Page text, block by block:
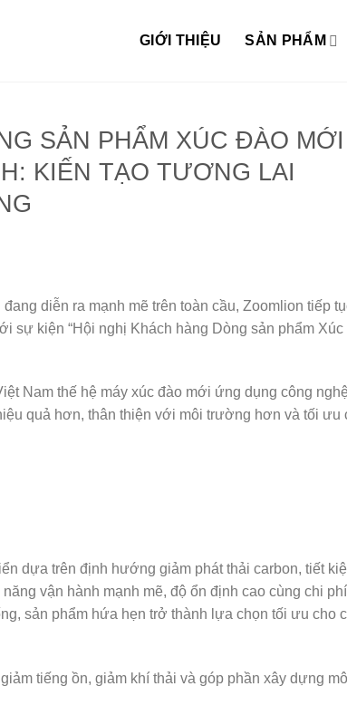
GIỚI THIỆU SẢN PHẨM
SẢN PHẨM XÚC ĐÀO
KIẾN TẠO TƯƠNG LAI
diễn ra mạnh mẽ trên toàn cầu, Zoomlion tiếp
sự kiện “Hội nghị Khách hàng Dòng sản phẩm Xúc
Nam thế hệ máy xúc đào mới ứng dụng công
quả hơn, thân thiện với môi trường hơn và tối ưu
dựa trên định hướng giảm phát thải carbon, tiết
vận hành mạnh mẽ, độ ổn định cao cùng chi phí
sản phẩm hứa hẹn trở thành lựa chọn tối ưu cho
tiếng ồn, giảm khí thải và góp phần xây dựng